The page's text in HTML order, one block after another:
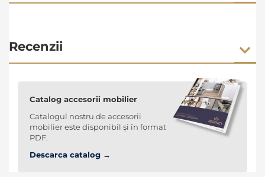
Recenzii
Catalog accesorii mobilier
Catalogul nostru de accesorii
mobilier este disponibil și în format
PDF.
Descarca catalog →